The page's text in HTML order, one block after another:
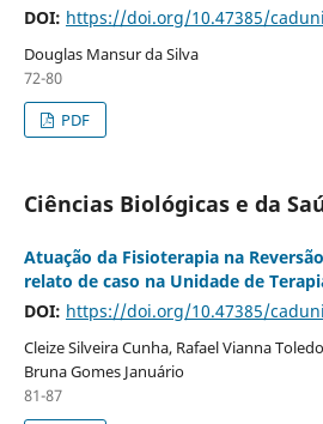
DOI: https://doi.org/10.47385/
Douglas Mansur da Silva
72-80
PDF
Ciências Biológicas e da
Atuação da Fisioterapia na
relato de caso na Unidade de
DOI: https://doi.org/10.47385/
Cleize Silveira Cunha, Rafael Vianna
Bruna Gomes Januário
81-87